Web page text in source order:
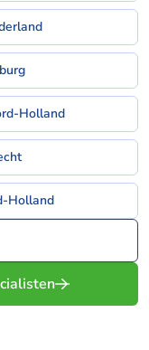
Holland
Holland